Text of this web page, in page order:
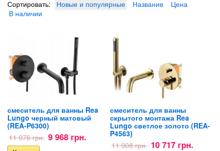
Сортировать: Новые и популярные Название
Цена
В наличии
смеситель для ванны Rea
Lungo черный матовый
(REA-P6300)
11 076 грн. 9 968 грн.
смеситель для ванны
скрытого монтажа Rea
Lungo светлое золото (REA-
P4563)
11 908 грн. 10 717 грн.